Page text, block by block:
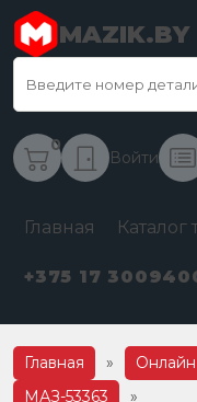
MAZIK.BY
0
Войти
Главная Каталог
+375 17
Главная » Онлайн
МАЗ-53363
»